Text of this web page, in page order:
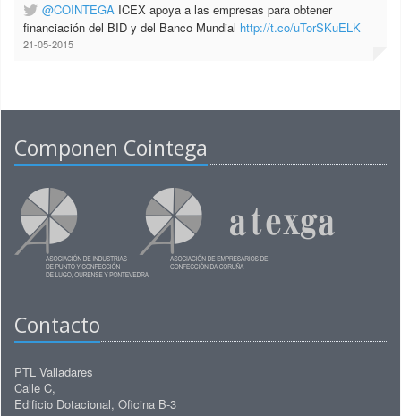
@COINTEGA ICEX apoya a las empresas para obtener
financiación del BID y del Banco Mundial http://t.co/uTorSKuELK
21-05-2015
Componen Cointega
Contacto
PTL Valladares
Calle C,
Edificio Dotacional, Oficina B-3